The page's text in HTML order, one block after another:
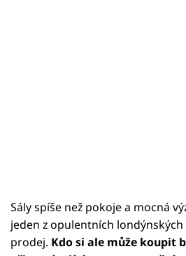
Sály spíše než pokoje a mocná
jeden z opulentních
prodej. Kdo si ale může koupit